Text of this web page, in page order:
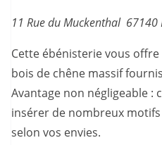
11 Rue du Muckenthal 67140
Cette ébénisterie vous
bois de chêne massif
Avantage non négligeable :
insérer de nombreux
selon vos envies.